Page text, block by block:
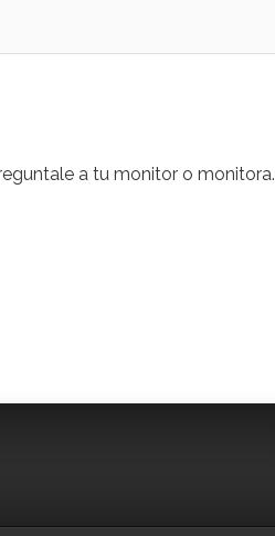
a tu monitor o monitora.